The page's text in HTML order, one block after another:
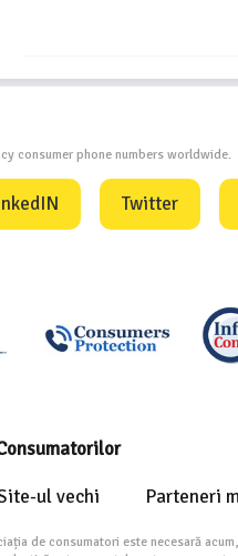
consumer phone numbers worldwide.
Twitter
ul vechi Parteneri
de consumatori este necesară